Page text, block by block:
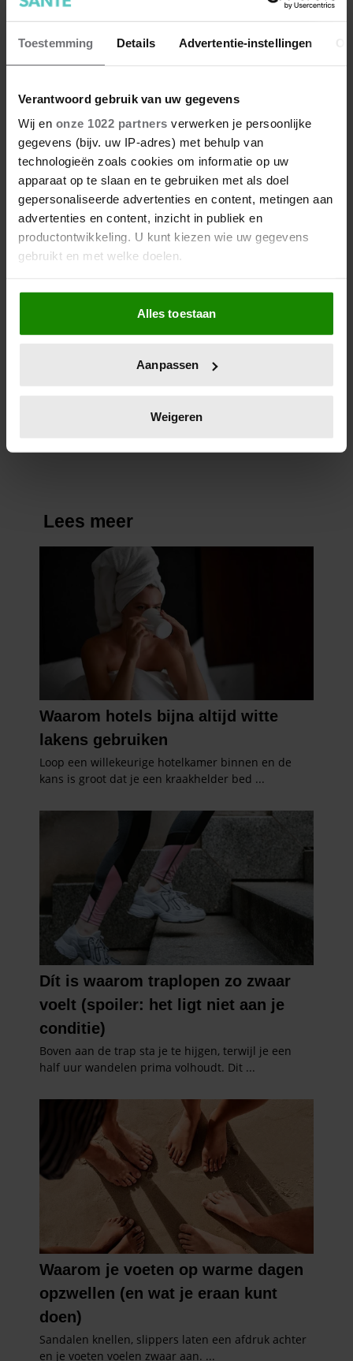
Toestemming Details Advertentie-instellingen
Verantwoord gebruik van uw gegevens
Wij en onze 1022 partners verwerken je persoonlijke
gegevens (bijv. uw IP-adres) met behulp van
technologieën zoals cookies om informatie op uw
apparaat op te slaan en te gebruiken met als doel
gepersonaliseerde advertenties en content, metingen aan
advertenties en content, inzicht in publiek en
productontwikkeling. U kunt kiezen wie uw gegevens
gebruikt en met welke doelen.
Als u het toestaat, willen we ook graag:
Informatie verzamelen over uw geografische
locatie, die tot een paar meter nauwkeurig kan zijn
scannen op specifieke eigenschappen (fingerprinting)
verwerkt en stel uw voorkeuren in het
intrekken in de Cookieverklaring.
en om ons websiteverkeer te analyseren. Ook delen we
informatie over uw gebruik van onze site met onze
partners voor social media, adverteren en analyse. Deze
partners kunnen deze gegevens combineren met andere
informatie die u aan ze heeft verstrekt of die ze hebben
verzameld op basis van uw gebruik van hun services. U
gaat akkoord met onze cookies als u onze website blijft
gebruiken.
Alles toestaan
Aanpassen
Weigeren
Wat als je stiekem verliefd op
een ander bent?